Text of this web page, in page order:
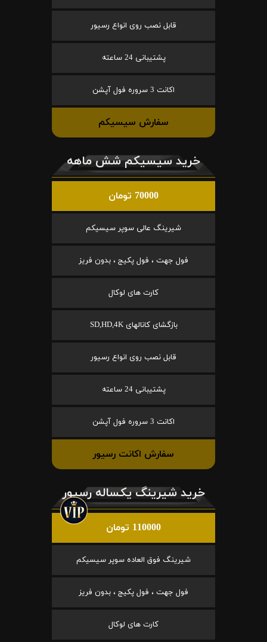
قابل نصب روی انواع رسیور
پشتیبانی 24 ساعته
اکانت 3 سروره فول آپشن
سفارش سیسیکم
خرید سیسیکم شش ماهه
70000 تومان
شیرینگ عالی سوپر سیسیکم
فول جهت ، فول پکیج ، بدون فریز
کارت های لوکال
بازگشای کانالهای SD,HD,4K
قابل نصب روی انواع رسیور
پشتیبانی 24 ساعته
اکانت 3 سروره فول آپشن
سفارش اکانت رسیور
خرید شیرینگ یکساله رسیور
110000 تومان
شیرینگ فوق العاده سوپر سیسیکم
فول جهت ، فول پکیج ، بدون فریز
کارت های لوکال